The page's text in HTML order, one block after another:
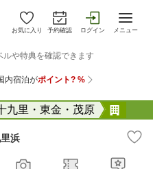
お気に入り 予約確認 ログイン メニュー
九里・東金・茂原
浜